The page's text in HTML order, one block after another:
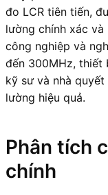
đo LCR tiên tiến,
lường chính xác
công nghiệp và
đến 300MHz, thiết
kỹ sư và nhà
lường hiệu quả.
Phân tích
chính